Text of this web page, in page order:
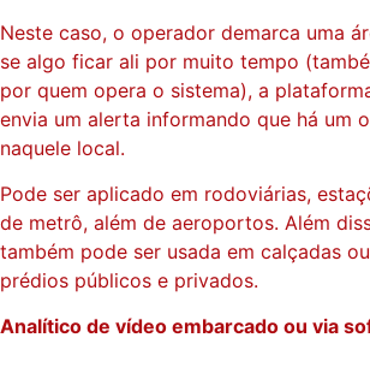
Neste caso, o operador demarca uma
se algo ficar ali por muito tempo
por quem opera o sistema), a
envia um alerta informando que há um
naquele local.
Pode ser aplicado em rodoviárias,
de metrô, além de aeroportos. Além
também pode ser usada em calçadas
prédios públicos e privados.
Analítico de vídeo embarcado ou via